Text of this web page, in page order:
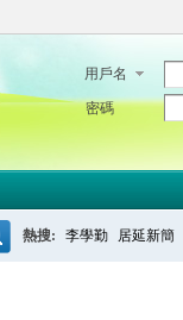
用戶名
密碼
熱搜: 李學勤 居延新簡